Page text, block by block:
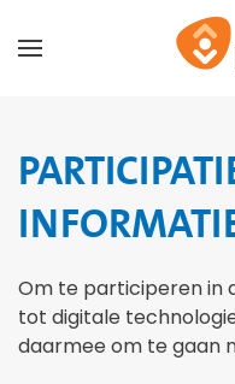
Om te participeren in
tot digitale
daarmee om te gaan